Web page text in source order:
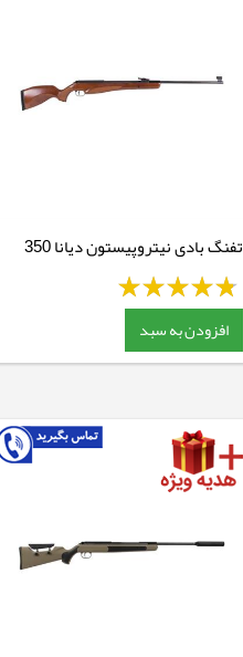
تفنگ بادی نیتروپیستون دیانا 350
مگنوم N-TEC
افزودن به سبد